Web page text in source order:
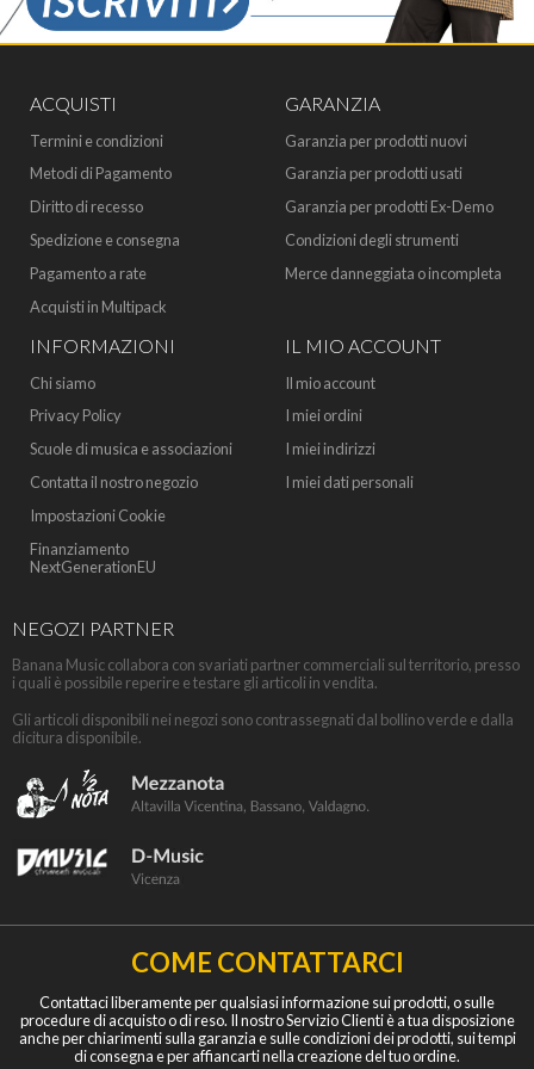
ACQUISTI
Termini e condizioni
Metodi di Pagamento
Diritto di recesso
Spedizione e consegna
Pagamento a rate
Acquisti in Multipack
GARANZIA
Garanzia per prodotti nuovi
Garanzia per prodotti usati
Garanzia per prodotti Ex-Demo
Condizioni degli strumenti
Merce danneggiata o incompleta
INFORMAZIONI
Chi siamo
Privacy Policy
Scuole di musica e associazioni
Contatta il nostro negozio
Impostazioni Cookie
Finanziamento
NextGenerationEU
IL MIO ACCOUNT
Il mio account
I miei ordini
I miei indirizzi
I miei dati personali
NEGOZI PARTNER
Banana Music collabora con svariati partner commerciali sul territorio, presso
i quali è possibile reperire e testare gli articoli in vendita.
Gli articoli disponibili nei negozi sono contrassegnati dal bollino verde e dalla
dicitura disponibile.
COME CONTATTARCI
Contattaci liberamente per qualsiasi informazione sui prodotti, o sulle
procedure di acquisto o di reso. Il nostro Servizio Clienti è a tua disposizione
anche per chiarimenti sulla garanzia e sulle condizioni dei prodotti, sui tempi
di consegna e per affiancarti nella creazione del tuo ordine.